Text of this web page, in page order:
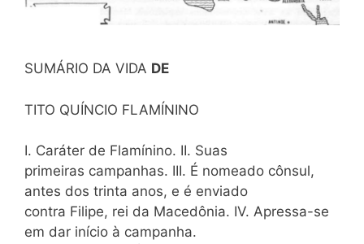
SUMÁRIO DA VIDA DE
TITO QUÍNCIO FLAMÍNINO
I. Caráter de Flamínino. II. Suas
primeiras campanhas. III. É nomeado cônsul,
antes dos trinta anos, e é enviado
contra Filipe, rei da Macedônia. IV. Apressa-se
em dar início à campanha.